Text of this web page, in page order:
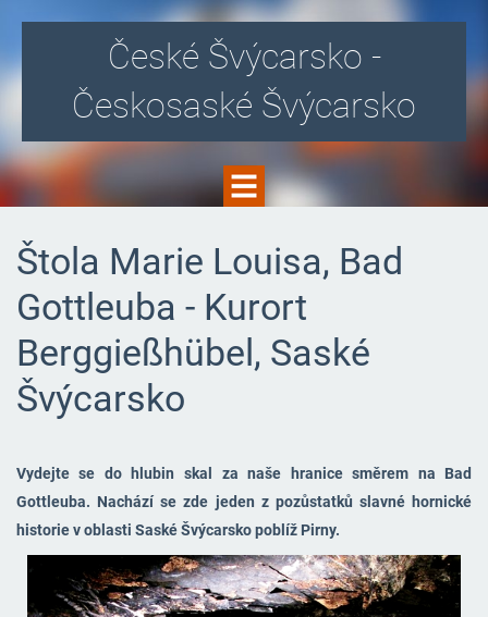
České Švýcarsko -
Českosaské Švýcarsko
Štola Marie Louisa, Bad
Gottleuba - Kurort
Berggießhübel, Saské
Švýcarsko
Vydejte se do hlubin skal za naše hranice směrem na Bad
Gottleuba. Nachází se zde jeden z pozůstatků slavné hornické
historie v oblasti Saské Švýcarsko poblíž Pirny.